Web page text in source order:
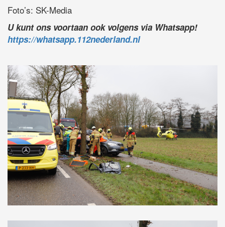
Foto’s: SK-Media
U kunt ons voortaan ook volgens via Whatsapp!
https://whatsapp.112nederland.nl